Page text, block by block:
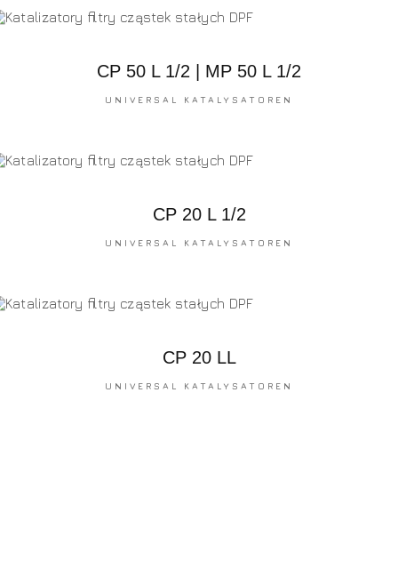
CP 50 L 1/2 | MP 50 L 1/2
UNIVERSAL KATALYSATOREN
CP 20 L 1/2
UNIVERSAL KATALYSATOREN
CP 20 LL
UNIVERSAL KATALYSATOREN